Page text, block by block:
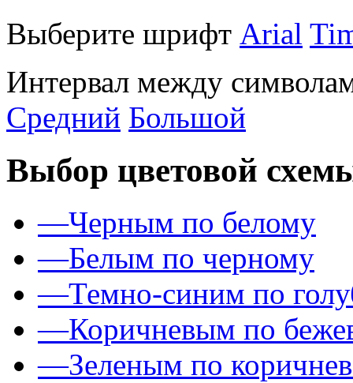
Выберите шрифт Arial
Интервал между
Средний Большой
Выбор цветовой
—Черным по белому
—Белым по черному
—Темно-синим по
—Коричневым по
—Зеленым по